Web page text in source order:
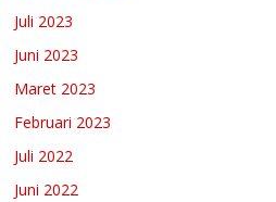
Juli 2023
Juni 2023
Maret 2023
Februari 2023
Juli 2022
Juni 2022